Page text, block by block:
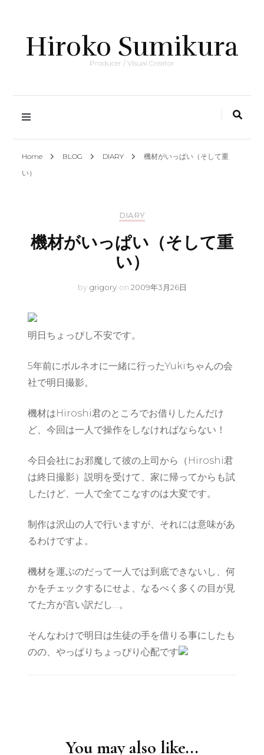
Hiroko Sumikura
Producer / Visual Creator
Home BLOG DIARY
機材がいっぱい（そして重
い）
DIARY
機材がいっぱい（そして重
い）
by grigory on 2009年3月26日
明日ちょっぴし不安です。
5年前にボルネオに一緒に行ったYukiちゃんの会
社で明日撮影。
機材はHiroshi君のところでお借りしたんだけ
ど、今回は一人で操作をしなければならない！
今日会社にお邪魔して彼の上司から（Hiroshi君
は終日撮影）説明を受けて、家に帰ってからも試
したけど、一人で全てこなすのは大変です。
制作は沢山の人で行いますが、それには意味があ
るわけですよ。
機材を運ぶのだって一人では到底できないし、何
かをチェックするにせよ、なるべく多くの目が見
てた方が言い訳だし…。
そんなわけで明日は生徒の手を借りる事にしたも
のの、やっぱりちょっぴり心配です
You may also like...